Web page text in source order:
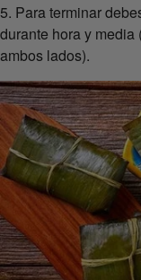
5. Para terminar
durante hora y
ambos lados).